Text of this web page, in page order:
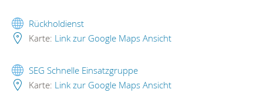
Rückholdienst
Karte: Link zur Google Maps Ansicht
SEG Schnelle Einsatzgruppe
Karte: Link zur Google Maps Ansicht